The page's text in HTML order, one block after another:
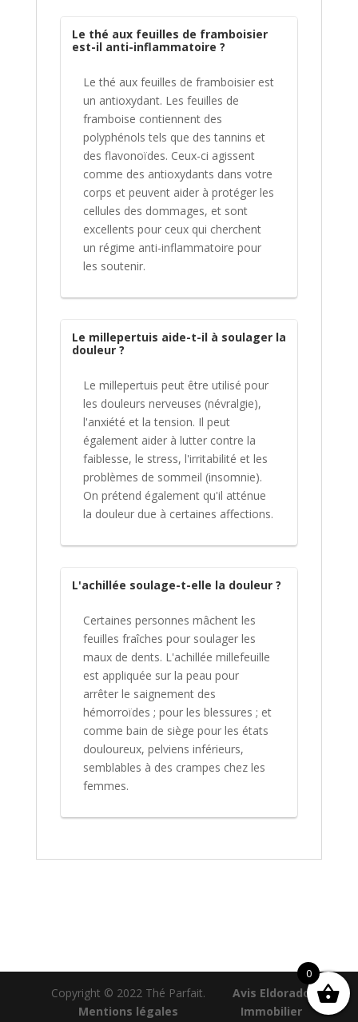
Le thé aux feuilles de framboisier
est-il anti-inflammatoire ?
Le thé aux feuilles de framboisier est
un antioxydant. Les feuilles de
framboise contiennent des
polyphénols tels que des tannins et
des flavonoïdes. Ceux-ci agissent
comme des antioxydants dans votre
corps et peuvent aider à protéger les
cellules des dommages, et sont
excellents pour ceux qui cherchent
un régime anti-inflammatoire pour
les soutenir.
Le millepertuis aide-t-il à soulager la
douleur ?
Le millepertuis peut être utilisé pour
les douleurs nerveuses (névralgie),
l'anxiété et la tension. Il peut
également aider à lutter contre la
faiblesse, le stress, l'irritabilité et les
problèmes de sommeil (insomnie).
On prétend également qu'il atténue
la douleur due à certaines affections.
L'achillée soulage-t-elle la douleur ?
Certaines personnes mâchent les
feuilles fraîches pour soulager les
maux de dents. L'achillée millefeuille
est appliquée sur la peau pour
arrêter le saignement des
hémorroïdes ; pour les blessures ; et
comme bain de siège pour les états
douloureux, pelviens inférieurs,
semblables à des crampes chez les
femmes.
Copyright © 2022 Thé Parfait.
Mentions légales
Avis Eldorado
Immobilier
0